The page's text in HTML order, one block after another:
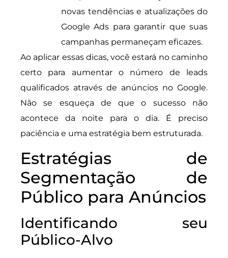
novas tendências e atualizações do
Google Ads para garantir que suas
campanhas permaneçam eficazes.
Ao aplicar essas dicas, você estará no caminho
certo para aumentar o número de leads
qualificados através de anúncios no Google.
Não se esqueça de que o sucesso não
acontece da noite para o dia. É preciso
paciência e uma estratégia bem estruturada.
Estratégias de
Segmentação de
Público para Anúncios
Identificando seu
Público-Alvo